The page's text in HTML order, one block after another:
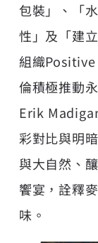
包裝」、「
性」及「建
組織
倫積極推動
Erik
彩對比與明
與大自然、
饗宴，詮釋
味。